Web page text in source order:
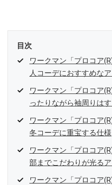
目次
ワークマン「プロコア
人コーデにおすすめな
ワークマン「プロコア
ったりながら袖周りは
ワークマン「プロコア
冬コーデに重宝する仕様
ワークマン「プロコア
部までこだわりが光る
ワークマン「プロコア